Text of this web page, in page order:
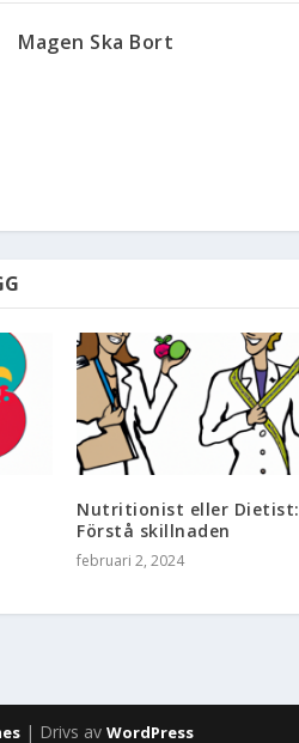
Magen Ska Bort
Nutritionist eller Dietist:
Förstå skillnaden
februari 2, 2024
| Drivs avWordPress